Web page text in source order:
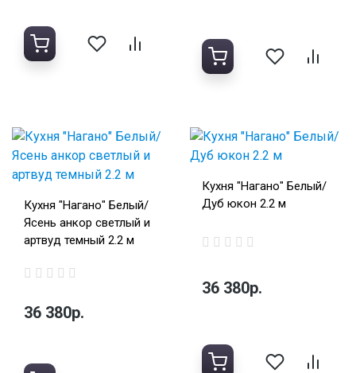
Кухня "Нагано" Белый/
Ясень анкор светлый и
артвуд темный 2.2 м
36 380р.
Кухня "Нагано" Белый/
Дуб юкон 2.2 м
36 380р.